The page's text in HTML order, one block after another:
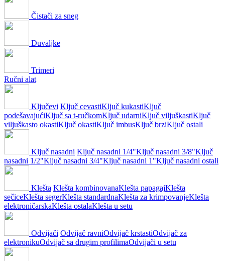
Čistači za sneg
Duvaljke
Trimeri
Ručni alat
Ključevi Ključ cevastiKljuč kukastiKljuč
podešavajućiKljuč sa t-ručkomKljuč udarniKljuč viljuškastiKljuč
viljuškasto okastiKljuč okastiKljuč imbusKljuč brziKljuč ostali
Ključ nasadni Ključ nasadni 1/4"Ključ nasadni 3/8"Ključ
nasadni 1/2"Ključ nasadni 3/4"Ključ nasadni 1"Ključ nasadni ostali
Klešta Klešta kombinovanaKlešta papagajKlešta
sečiceKlešta segerKlešta standardnaKlešta za krimpovanjeKlešta
elektroničarskaKlešta ostalaKlešta u setu
Odvijači Odvijač ravniOdvijač krstastiOdvijač za
elektronikuOdvijač sa drugim profilimaOdvijači u setu